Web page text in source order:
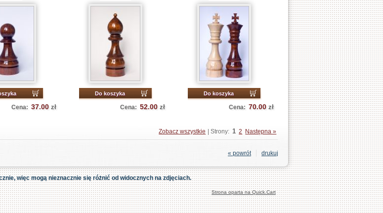
Cena: 37.00 zł
Do koszyka
Cena: 52.00 zł
Do koszyka
Cena: 70.00 zł
Zobacz wszystkie | Strony: 1 2 Następna »
drukuj
« powrót
więc mogą nieznacznie się różnić od widocznych na zdjęciach.
Strona oparta na Quick.Cart